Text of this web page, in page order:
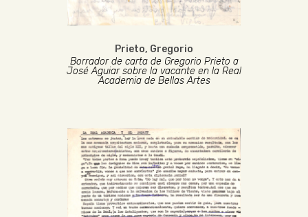
Prieto, Gregorio
Borrador de carta de Gregorio Prieto a
José Aguiar sobre la vacante en la Real
Academia de Bellas Artes